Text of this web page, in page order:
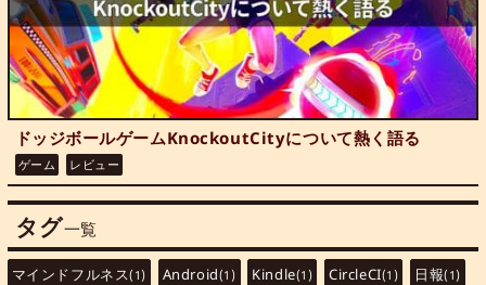
ドッジボールゲームKnockoutCityについて熱く語る
ゲーム レビュー
タグ一覧
マインドフルネス(1) Android(1) Kindle(1) CircleCI(1) 日報(1)